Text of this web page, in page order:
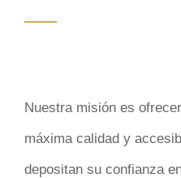
Nuestra misión es
máxima calidad y
depositan su confianza